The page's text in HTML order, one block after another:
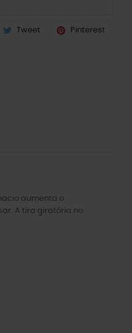
Tweet Pinterest
aumenta o
A tira giratória no